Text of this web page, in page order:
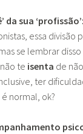
da sua ‘profissão’:
essa divisão
se lembrar
te isenta de
ter
normal, ok?